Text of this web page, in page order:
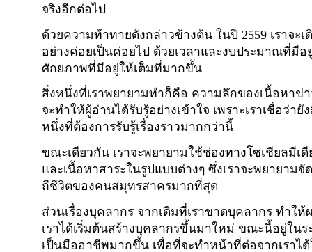
จริงอีกต่อไป
ด้วยความท้าทายดังกล่าวข้างต้น ในปี 2559 เราจะ
อย่างค่อยเป็นค่อยไป ด้วยเวลาและงบประมาณที่มีอ
ศักยภาพที่มีอยู่ให้เต็มที่มากขึ้น
สิ่งหนึ่งที่เราพยายามทำก็คือ ความลึกของเนื้อหาข่
จะทำให้ผู้อ่านได้รับรู้อย่างเข้าใจ เพราะเราเชื่อว่า
หนึ่งที่ต้องการรับรู้เรื่องราวมากกว่านี้
ขณะเดียวกัน เราจะพยายามใช้ช่องทางโซเชียลมีเ
และเนื้อหาสาระในรูปแบบต่างๆ ซึ่งเราจะพยายาม
ถีชีวิตของคนสมุทรสาครมากที่สุด
ส่วนเรื่องบุคลากร จากเดิมที่เราขาดบุคลากร ทำใ
เราได้เริ่มต้นสร้างบุคลากรขึ้นมาใหม่ ขณะนี้อยู่ใน
เป็นมืออาชีพมากขึ้น เพื่อที่จะทำหน้าที่ต่อจากเราไ